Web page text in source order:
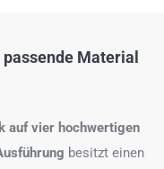
Material
auf vier hochwertigen
besitzt einen